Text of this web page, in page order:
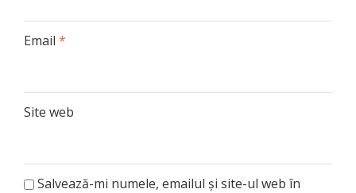
Email *
Site web
Salvează-mi numele, emailul și site-ul web în